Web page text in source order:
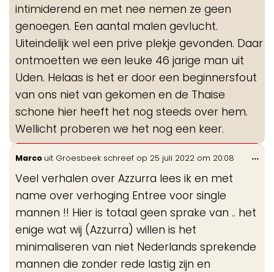
intimiderend en met nee nemen ze geen
genoegen. Een aantal malen gevlucht.
Uiteindelijk wel een prive plekje gevonden. Daar
ontmoetten we een leuke 46 jarige man uit
Uden. Helaas is het er door een beginnersfout
van ons niet van gekomen en de Thaise
schone hier heeft het nog steeds over hem.
Wellicht proberen we het nog een keer.
Marco uit Groesbeek schreef op 25 juli 2022 om 20:08
Veel verhalen over Azzurra lees ik en met
name over verhoging Entree voor single
mannen !! Hier is totaal geen sprake van .. het
enige wat wij (Azzurra) willen is het
minimaliseren van niet Nederlands sprekende
mannen die zonder rede lastig zijn en
...